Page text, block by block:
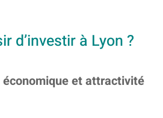
d’investir à Lyon ?
économique et attractivité